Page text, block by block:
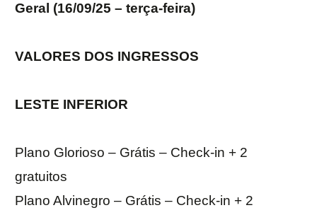
Geral (16/09/25 – terça-feira)
VALORES DOS INGRESSOS
LESTE INFERIOR
Plano Glorioso – Grátis – Check-in + 2
gratuitos
Plano Alvinegro – Grátis – Check-in + 2